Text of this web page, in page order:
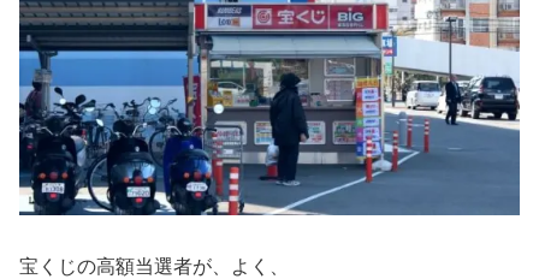
宝くじの高額当選者が、よく、